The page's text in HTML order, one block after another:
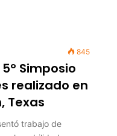
845
Simposio
realizado en
Texas
trabajo de